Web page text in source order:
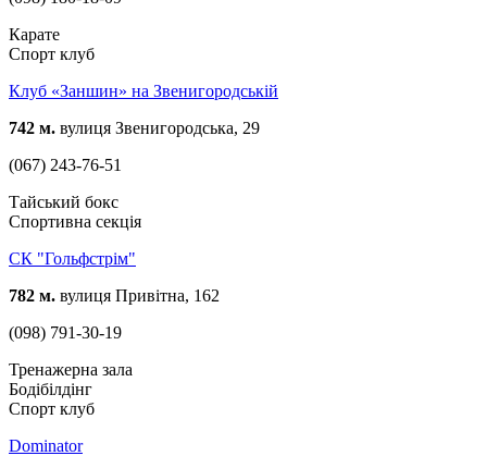
Карате
Спорт клуб
Клуб «Заншин» на Звенигородській
742 м. вулиця Звенигородська, 29
(067) 243-76-51
Тайський бокс
Спортивна секція
СК "Гольфстрім"
782 м. вулиця Привітна, 162
(098) 791-30-19
Тренажерна зала
Бодібілдінг
Спорт клуб
Dominator